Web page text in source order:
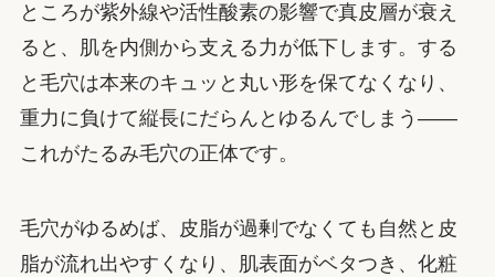
ところが紫外線や活性酸素の影響で真皮層が衰え
ると、肌を内側から支える力が低下します。する
と毛穴は本来のキュッと丸い形を保てなくなり、
重力に負けて縦長にだらんとゆるんでしまう——
これがたるみ毛穴の正体です。
毛穴がゆるめば、皮脂が過剰でなくても自然と皮
脂が流れ出やすくなり、肌表面がベタつき、化粧